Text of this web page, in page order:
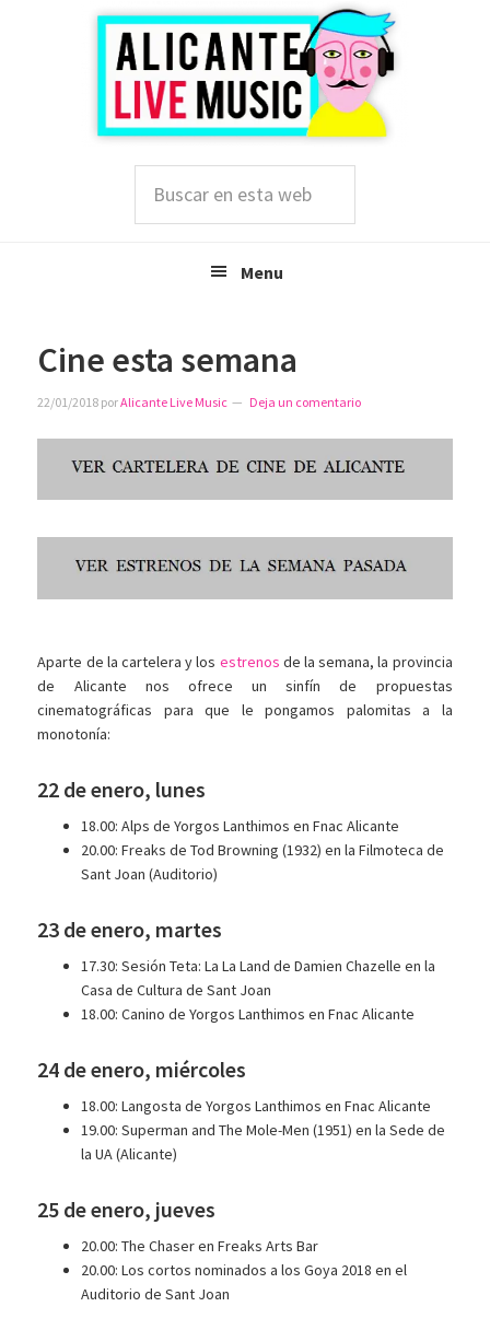
esta
Menu
Cine esta semana
22/01/2018 porAlicante Live Music Deja un comentario
Aparte de la cartelera y los estrenos de la semana, la provincia
de Alicante nos ofrece un sinfín de propuestas
cinematográficas para que le pongamos palomitas a la
monotonía:
22 de enero, lunes
18.00: Alps de Yorgos Lanthimos en Fnac Alicante
20.00: Freaks de Tod Browning (1932) en la Filmoteca de
Sant Joan (Auditorio)
23 de enero, martes
17.30: Sesión Teta: La La Land de Damien Chazelle en la
Casa de Cultura de Sant Joan
18.00: Canino de Yorgos Lanthimos en Fnac Alicante
24 de enero, miércoles
18.00: Langosta de Yorgos Lanthimos en Fnac Alicante
19.00: Superman and The Mole-Men (1951) en la Sede de
la UA (Alicante)
25 de enero, jueves
20.00: The Chaser en Freaks Arts Bar
20.00: Los cortos nominados a los Goya 2018 en el
Auditorio de Sant Joan